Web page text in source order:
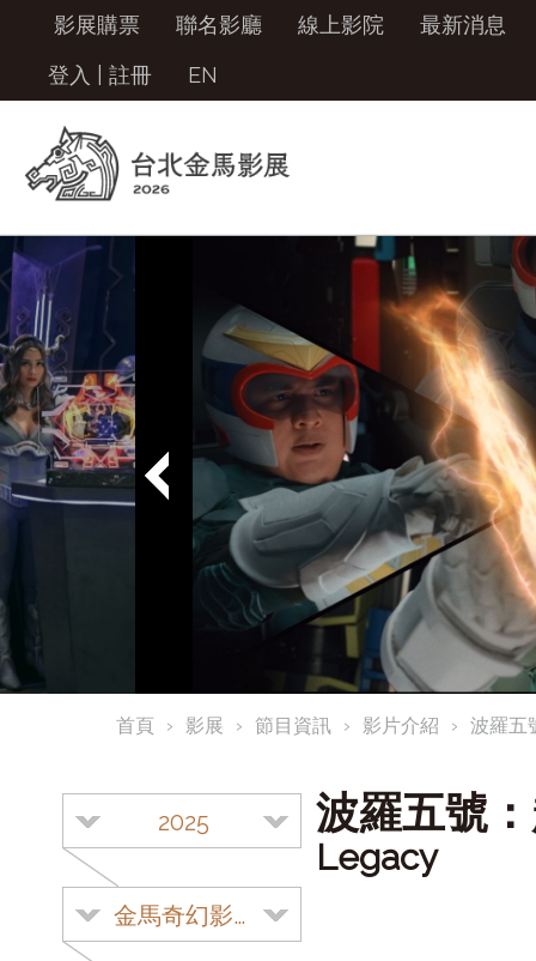
影展購票 聯名影廳 線上影院
最新消息
登入
註冊 EN
首頁 影展 節目資訊 影片介紹 波羅五
2025
金馬奇幻影展
波羅五號
Legacy